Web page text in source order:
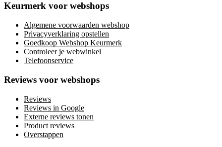
Keurmerk voor webshops
Algemene voorwaarden webshop
Privacyverklaring opstellen
Goedkoop Webshop Keurmerk
Controleer je webwinkel
Telefoonservice
Reviews voor webshops
Reviews
Reviews in Google
Externe reviews tonen
Product reviews
Overstappen